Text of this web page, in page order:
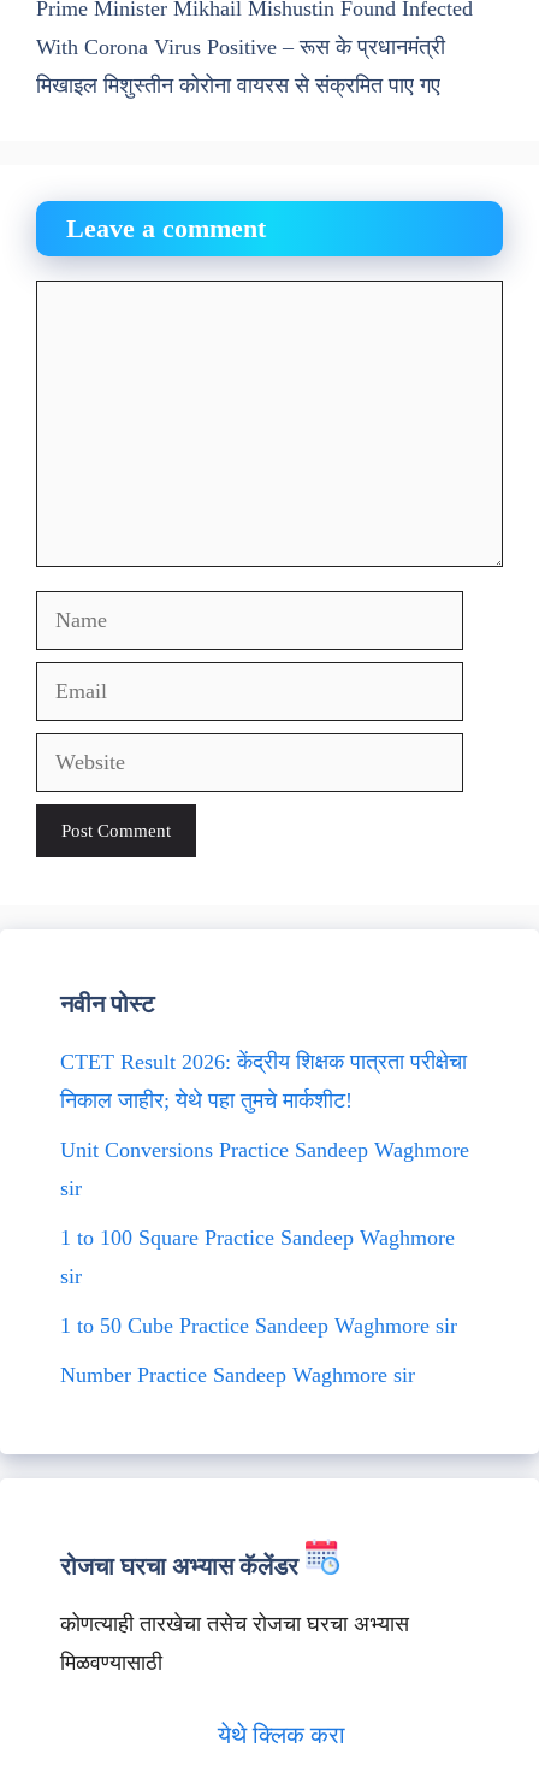
Prime Minister Mikhail Mishustin Found Infected
With Corona Virus Positive – रूस के प्रधानमंत्री
मिखाइल मिशुस्तीन कोरोना वायरस से संक्रमित पाए गए
Leave a comment
Name
Email
Website
नवीन पोस्ट
CTET Result 2026: केंद्रीय शिक्षक पात्रता परीक्षेचा
निकाल जाहीर; येथे पहा तुमचे मार्कशीट!
Unit Conversions Practice Sandeep Waghmore
sir
1 to 100 Square Practice Sandeep Waghmore
sir
1 to 50 Cube Practice Sandeep Waghmore sir
Number Practice Sandeep Waghmore sir
रोजचा घरचा अभ्यास कॅलेंडर
कोणत्याही तारखेचा तसेच रोजचा घरचा अभ्यास
मिळवण्यासाठी
येथे क्लिक करा